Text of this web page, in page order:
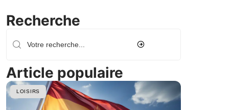
Recherche
Article populaire
LOISIRS